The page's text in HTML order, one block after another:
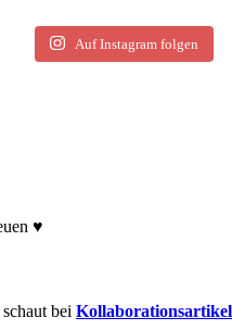
Auf Instagram folgen
♥
bei